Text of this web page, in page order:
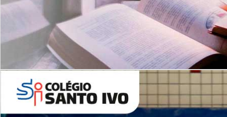
Leituras Literárias
6º AO 9º ANO FUNDAMENTAL
Inglês: Turmas Reduzidas
(Proficiência)